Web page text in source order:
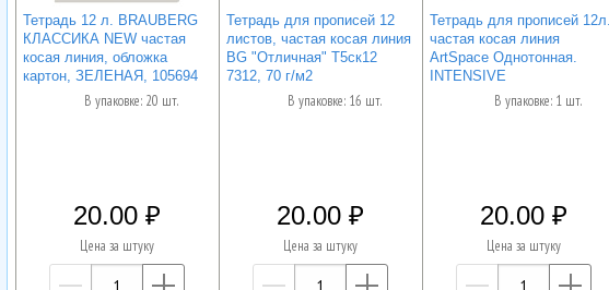
Тетрадь 12 л. BRAUBERG
КЛАССИКА NEW частая
косая линия, обложка
картон, ЗЕЛЕНАЯ, 105694
В упаковке: 20 шт.
20.00
Цена за штуку
—
Тетрадь для прописей 12
листов, частая косая линия
BG "Отличная" Т5ск12
7312, 70 г/м2
В упаковке: 16 шт.
20.00
Цена за штуку
—
Тетрадь для прописей 12л.,
частая косая линия
ArtSpace Однотонная.
INTENSIVE
В упаковке: 1 шт.
20.00
Цена за штуку
—